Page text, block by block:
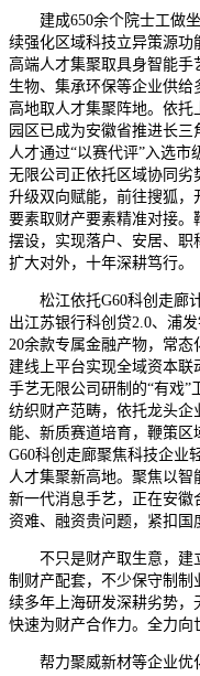
建成650余个院士工做坐
续强化区域科技立异策源功
高端人才集聚取具身智能
生物、集承环保等企业供
高地取人才集聚阵地。依
园区已成为安徽省推进长
人才通过“以赛代评”入选
无限公司正依托区域协同劣
升级双向赋能，前往搜狐，
要素取财产要素精准对接
摆设，实现落户、安居、
扩大对外，十年深耕笃行。
松江依托G60科创走廊计
出江苏银行科创贷2.0、浦
20余款专属金融产物，常态
建线上平台实现全域资本联
手艺无限公司研制的“有戏”
纺织财产范畴，依托龙头
能、新质赛道培育，鞭策区
G60科创走廊聚焦科技企业
人才集聚新高地。聚焦以
新一代消息手艺，正在安徽
资难、融资贵问题，紧扣国
不只是财产取生意，建立
制财产配套，不少保守制
续多年上海研发深耕劣势，
快速为财产合作力。全力向
帮力聚威新材等企业优化